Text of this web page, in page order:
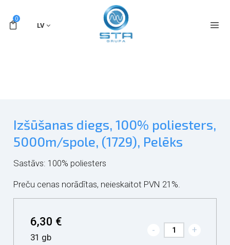
0
LV
Izšūšanas diegs, 100% poliesters,
5000m/spole, (1729), Pelēks
Sastāvs: 100% poliesters
Preču cenas norādītas, neieskaitot PVN 21%.
6,30 €
31 gb
- +